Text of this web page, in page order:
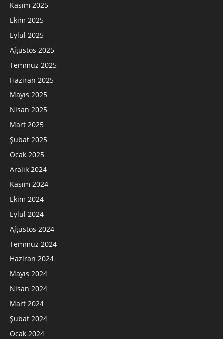
Kasım 2025
Ekim 2025
Eylül 2025
Ağustos 2025
Temmuz 2025
Haziran 2025
Mayıs 2025
Nisan 2025
Mart 2025
Şubat 2025
Ocak 2025
Aralık 2024
Kasım 2024
Ekim 2024
Eylül 2024
Ağustos 2024
Temmuz 2024
Haziran 2024
Mayıs 2024
Nisan 2024
Mart 2024
Şubat 2024
Ocak 2024